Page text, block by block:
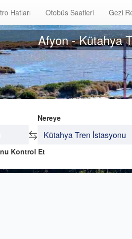
Hatları Otobüs Saatleri Gezi
Afyon - Kütahya
Nereye
Kontrol Et